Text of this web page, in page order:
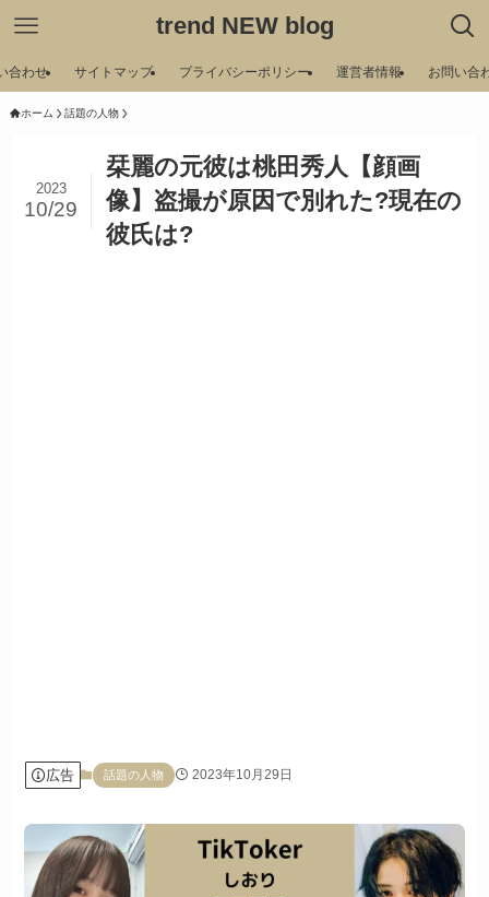
trend NEW blog
合わせ サイトマップ プライバシーポリシー 運営者情報 お問い合
ホーム 話題の人物
栞麗の元彼は桃田秀人【顔画
像】盗撮が原因で別れた?現在の
彼氏は?
2023
10/29
広告 話題の人物 2023年10月29日